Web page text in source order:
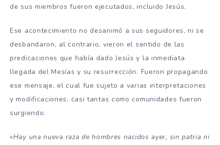
de sus miembros fueron ejecutados, incluido Jesús.
Ese acontecimiento no desanimó a sus seguidores, ni se
desbandaron, al contrario, vieron el sentido de las
predicaciones que había dado Jesús y la inmediata
llegada del Mesías y su resurrección. Fueron propagando
ese mensaje, el cual fue sujeto a varias interpretaciones
y modificaciones, casi tantas como comunidades fueron
surgiendo.
«Hay una nueva raza de hombres nacidos ayer, sin patria ni